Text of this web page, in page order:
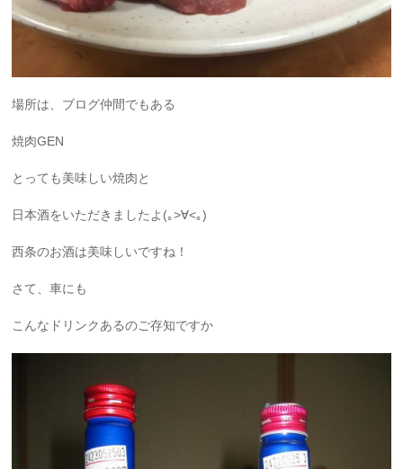
場所は、ブログ仲間でもある
焼肉GEN
とっても美味しい焼肉と
日本酒をいただきましたよ(｡>∀<｡)
西条のお酒は美味しいですね！
さて、車にも
こんなドリンクあるのご存知ですか